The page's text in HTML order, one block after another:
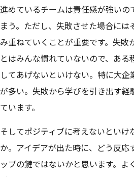
進めているチームは責任感が強いの
まう。ただし、失敗させた場合に
み重ねていくことが重要です。失敗
とはみんな慣れていないので、あ
してあげないといけない。特に大
が多い。失敗から学びを引き出す経
ています。
そしてポジティブに考えないといけ
か。アイデアが出た時に、どう反応
ップの鍵ではないかと思います。よ